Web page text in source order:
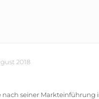
2018
nach seiner Markteinführung